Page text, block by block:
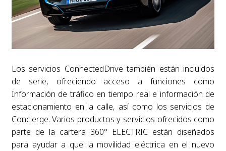
Los servicios ConnectedDrive también están incluidos
de serie, ofreciendo acceso a funciones como
Información de tráfico en tiempo real e información de
estacionamiento en la calle, así como los servicios de
Concierge. Varios productos y servicios ofrecidos como
parte de la cartera 360° ELECTRIC están diseñados
para ayudar a que la movilidad eléctrica en el nuevo